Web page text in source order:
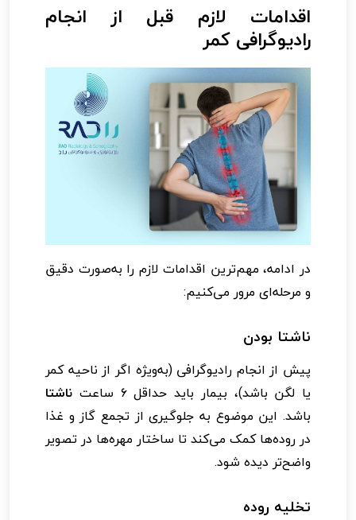
اقدامات لازم قبل از انجام
رادیوگرافی کمر
در ادامه، مهم‌ترین اقدامات لازم را به‌صورت دقیق
و مرحله‌ای مرور می‌کنیم:
ناشتا بودن
پیش از انجام رادیوگرافی (به‌ویژه اگر از ناحیه کمر
یا لگن باشد)، بیمار باید حداقل ۶ ساعت
ناشتا
باشد. این موضوع به جلوگیری از تجمع گاز و غذا
در روده‌ها کمک می‌کند تا ساختار مهره‌ها در تصویر
واضح‌تر دیده شود.
تخلیه روده